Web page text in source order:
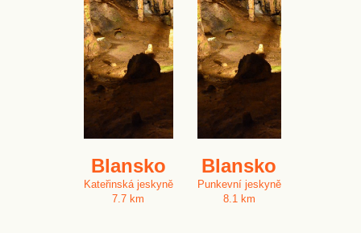
Blansko
Kateřinská jeskyně
7.7 km
Blansko
Punkevní jeskyně
8.1 km